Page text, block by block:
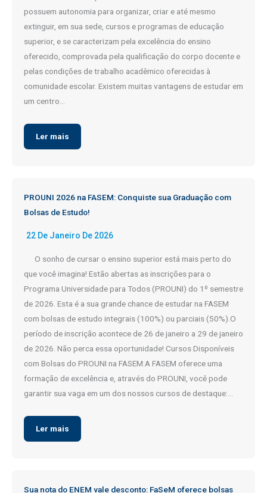
possuem autonomia para organizar, criar e até mesmo
extinguir, em sua sede, cursos e programas de educação
superior, e se caracterizam pela excelência do ensino
oferecido, comprovada pela qualificação do corpo docente e
pelas condições de trabalho acadêmico oferecidas à
comunidade escolar. Existem muitas vantagens de estudar em
um centro…
Ler mais
PROUNI 2026 na FASEM: Conquiste sua Graduação com
Bolsas de Estudo!
22 De Janeiro De 2026
O sonho de cursar o ensino superior está mais perto do
que você imagina! Estão abertas as inscrições para o
Programa Universidade para Todos (PROUNI) do 1º semestre
de 2026. Esta é a sua grande chance de estudar na FASEM
com bolsas de estudo integrais (100%) ou parciais (50%).O
período de inscrição acontece de 26 de janeiro a 29 de janeiro
de 2026. Não perca essa oportunidade! Cursos Disponíveis
com Bolsas do PROUNI na FASEM:A FASEM oferece uma
formação de excelência e, através do PROUNI, você pode
garantir sua vaga em um dos nossos cursos de destaque:…
Ler mais
Sua nota do ENEM vale desconto: FaSeM oferece bolsas